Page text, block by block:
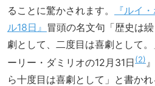
ることに驚かされます。
『ルイ
ル18日』 冒頭の名文句「歴史は
劇として、二度目は喜劇として
ーリー・ダミリオの12月31日 2
ら十度目は喜劇として」と書かれ